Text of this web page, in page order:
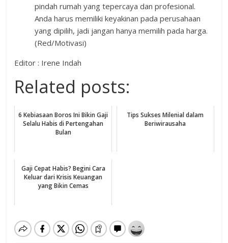
pindah rumah yang tepercaya dan profesional.
Anda harus memiliki keyakinan pada perusahaan
yang dipilih, jadi jangan hanya memilih pada harga.
(Red/Motivasi)
Editor : Irene Indah
Related posts:
6 Kebiasaan Boros Ini Bikin Gaji
Selalu Habis di Pertengahan
Bulan
Tips Sukses Milenial dalam
Beriwirausaha
Gaji Cepat Habis? Begini Cara
Keluar dari Krisis Keuangan
yang Bikin Cemas